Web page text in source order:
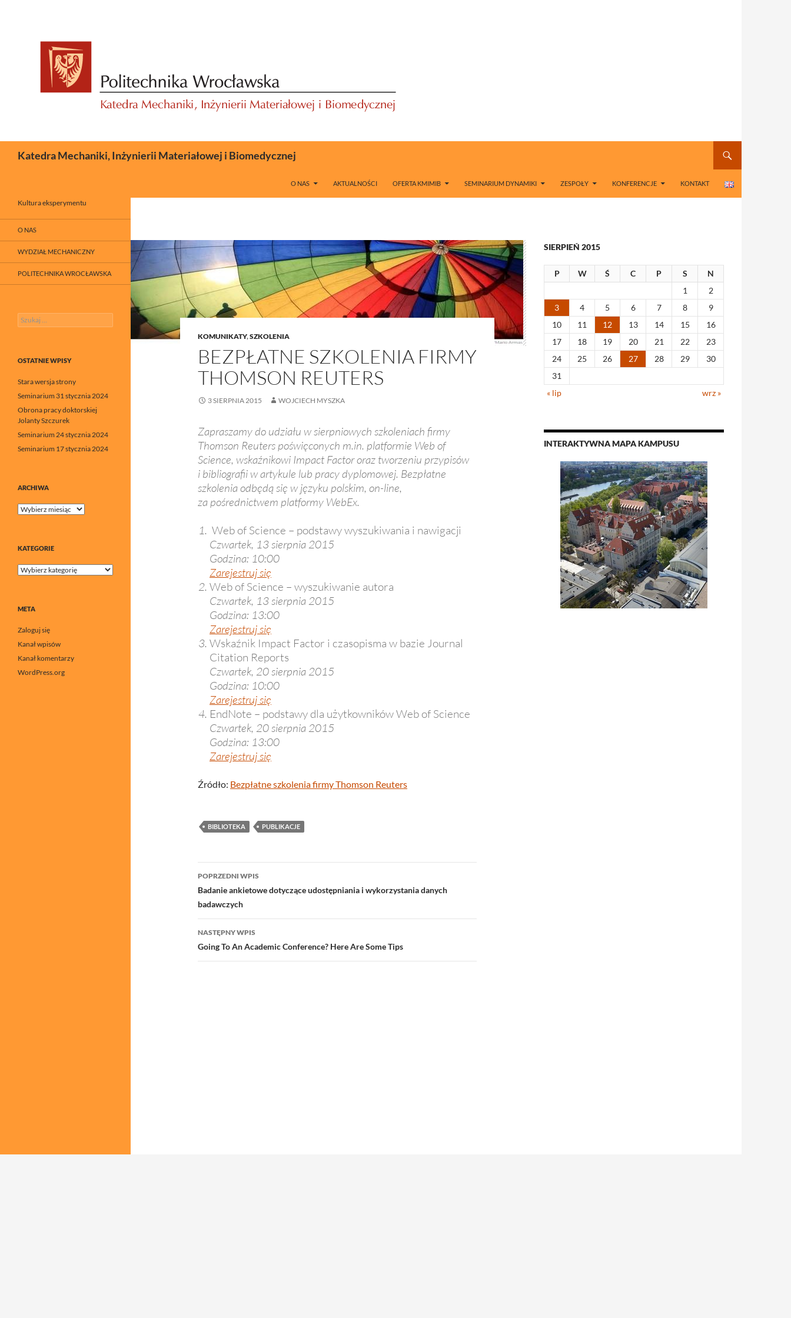
Katedra Mechaniki, Inżynierii Materiałowej i Biomedycznej
O NAS AKTUALNOŚCI OFERTA KMIMIB SEMINARIUM DYNAMIKI ZESPOŁY KONFERENCJE KONTAKT
KOMUNIKATY,SZKOLENIA
BEZPŁATNE SZKOLENIA FIRMY
THOMSON REUTERS
3 SIERPNIA 2015 WOJCIECH MYSZKA
Zapraszamy do udziału w sierpniowych szkoleniach firmy
Thomson Reuters poświęconych m.in. platformie Web of
Science, wskaźnikowi Impact Factor oraz tworzeniu przypisów
i bibliografii w artykule lub pracy dyplomowej. Bezpłatne
szkolenia odbędą się w języku polskim, on-line,
za pośrednictwem platformy WebEx.
Web of Science – podstawy wyszukiwania i nawigacji
Czwartek, 13 sierpnia 2015
Godzina: 10:00
Zarejestruj się
Web of Science – wyszukiwanie autora
Czwartek, 13 sierpnia 2015
Godzina: 13:00
Zarejestruj się
Wskaźnik Impact Factor i czasopisma w bazie Journal
Citation Reports
Czwartek, 20 sierpnia 2015
Godzina: 10:00
Zarejestruj się
EndNote – podstawy dla użytkowników Web of Science
Czwartek, 20 sierpnia 2015
Godzina: 13:00
Zarejestruj się
Źródło: Bezpłatne szkolenia firmy Thomson Reuters
BIBLIOTEKA PUBLIKACJE
Nawigacja
wpisu
POPRZEDNI WPIS
Badanie ankietowe dotyczące udostępniania i wykorzystania danych
badawczych
NASTĘPNY WPIS
Going To An Academic Conference? Here Are Some Tips
SIERPIEŃ 2015
P W Ś C P S
N
1
2
3
4 5 6 7 8
9
10
11 12 13 14 15
16
17
18 19 20 21 22
23
24
25 26 27 28 29
30
31
« lip
wrz »
INTERAKTYWNA MAPA KAMPUSU
Kultura eksperymentu
O NAS
WYDZIAŁ MECHANICZNY
POLITECHNIKA WROCŁAWSKA
Szukaj:
OSTATNIE WPISY
Stara wersja strony
Seminarium 31 stycznia 2024
Obrona pracy doktorskiej
Jolanty Szczurek
Seminarium 24 stycznia 2024
Seminarium 17 stycznia 2024
ARCHIWA
Archiwa
KATEGORIE
Kategorie
META
Zaloguj się
Kanał wpisów
Kanał komentarzy
WordPress.org